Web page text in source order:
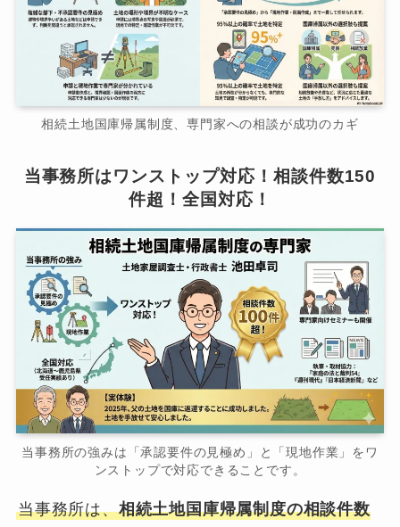
相続土地国庫帰属制度、専門家への相談が成功のカギ
当事務所はワンストップ対応！相談件数150
件超！全国対応！
当事務所の強みは「承認要件の見極め」と「現地作業」をワ
ンストップで対応できることです。
当事務所は、相続土地国庫帰属制度の相談件数